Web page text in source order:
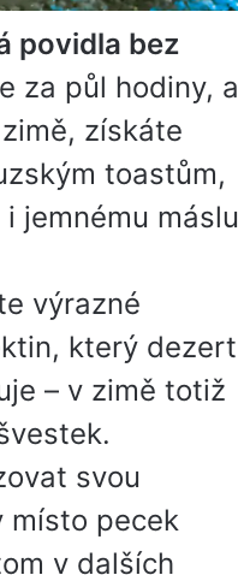
povidla bez
za půl hodiny, a
získáte
toastům,
jemnému máslu
výrazné
který dezert
– v zimě totiž
svou
místo pecek
v dalších